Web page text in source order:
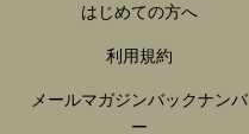
はじめての方へ
利用規約
メールマガジンバックナンバ
ー